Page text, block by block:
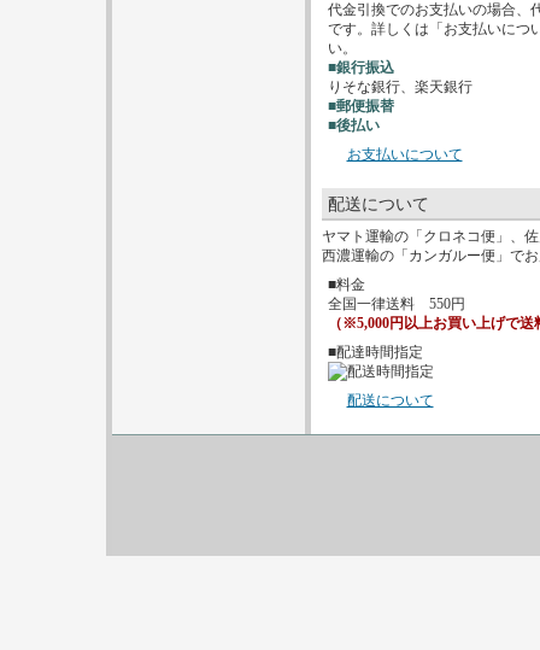
代金引換でのお支払いの場合、
です。詳しくは「お支払いにつ
い。
■銀行振込
りそな銀行、楽天銀行
■郵便振替
■後払い
お支払いについて
配送について
ヤマト運輸の「クロネコ便」、
西濃運輸の「カンガルー便」で
■料金
全国一律送料 550円
（※5,000円以上お買い上げで送
■配達時間指定
配送について